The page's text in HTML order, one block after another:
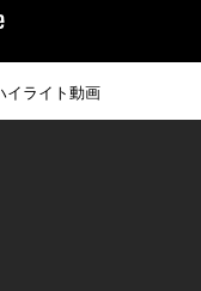
イライト動画